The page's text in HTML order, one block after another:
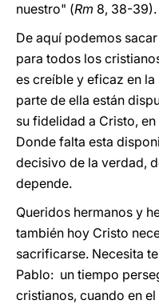
nuestro" (Rm 8, 38-39).
De aquí podemos
para todos los
es creíble y eficaz en
parte de ella están
su fidelidad a Cristo,
Donde falta esta
decisivo de la verdad,
depende.
Queridos hermanos y
también hoy Cristo
sacrificarse. Necesita
Pablo: un tiempo
cristianos, cuando en